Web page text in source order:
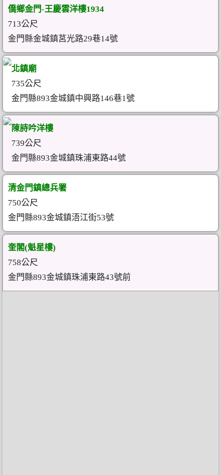
僑鄉金門-王慶雲洋樓1934
713公尺
金門縣金城鎮莒光路29巷14號
北鎮廟
735公尺
金門縣893金城鎮中興路146巷1號
陳詩吟洋樓
739公尺
金門縣893金城鎮珠浦東路44號
清金門鎮總兵署
750公尺
金門縣893金城鎮浯江街53號
奎閣(魁星樓)
758公尺
金門縣893金城鎮珠浦東路43號前